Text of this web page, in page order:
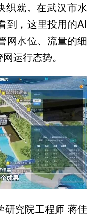
织就。在武汉市水
到，这里投用的AI
网水位、流量的细
运行态势。
研究院工程师 蒋佳